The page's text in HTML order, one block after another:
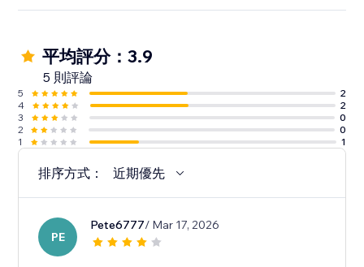
平均評分：3.9
5 則評論
5
2
4
2
3
0
2
0
1
1
排序方式： 近期優先
PE
Pete6777/ Mar 17, 2026